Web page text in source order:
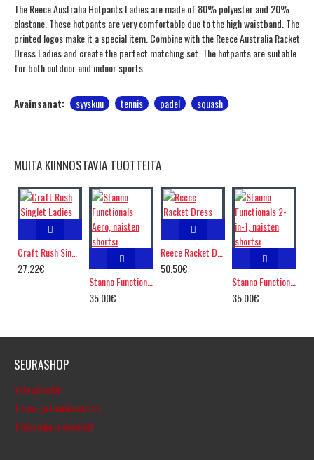
The Reece Australia Hotpants Ladies are made of 80% polyester and 20%
elastane. These hotpants are very comfortable due to the high waistband. The
printed logos make it a special item. Combine with the Reece Australia Racket
Dress Ladies and create the perfect matching set. The hotpants are suitable
for both outdoor and indoor sports.
Avainsanat: syyskuu tennis padel squash
MUITA KIINNOSTAVIA TUOTTEITA
27.22€
Stanno Functionals Aero, naisten shortsi
35.00€
50.50€
Stanno Functionals 2-in-1, naisten shortsi
35.00€
SEURASHOP
Yhteystiedot
Tilaus- ja toimitusehdot
Tietosuoja ja evästeet